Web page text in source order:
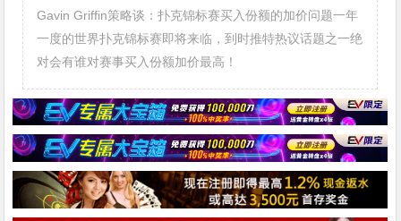
Gavin Griffin策略谈：扑克锦标赛买入份额的加价问题一年
一度的世界扑克锦标赛即将来临，到时推特热议话题之一绝
对会有谁对赛事买入份额加价最高！